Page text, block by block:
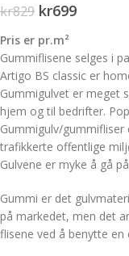
kr829 kr699
Pris er pr.m²
Gummiflisene selges i
Artigo BS classic er
Gummigulvet er meget
hjem og til bedrifter.
Gummigulv/
trafikkerte offentlige
Gulvene er myke å gå
Gummi er det
på markedet, men det
flisene ved å benytte en